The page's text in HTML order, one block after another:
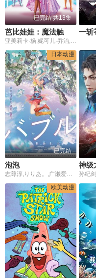
已完结 共13集
亚美莉卡·杨,妮可儿·乔治,克尔斯滕·戴
一斩
日本动漫
已完结
泡泡
志尊淳,りりあ。,广濑爱丽丝,宫野真守,梶裕贵,畠中祐,千本木彩花,逢坂良太,羽多野涉,井上麻里奈,三木真一郎
神级
欧美动漫